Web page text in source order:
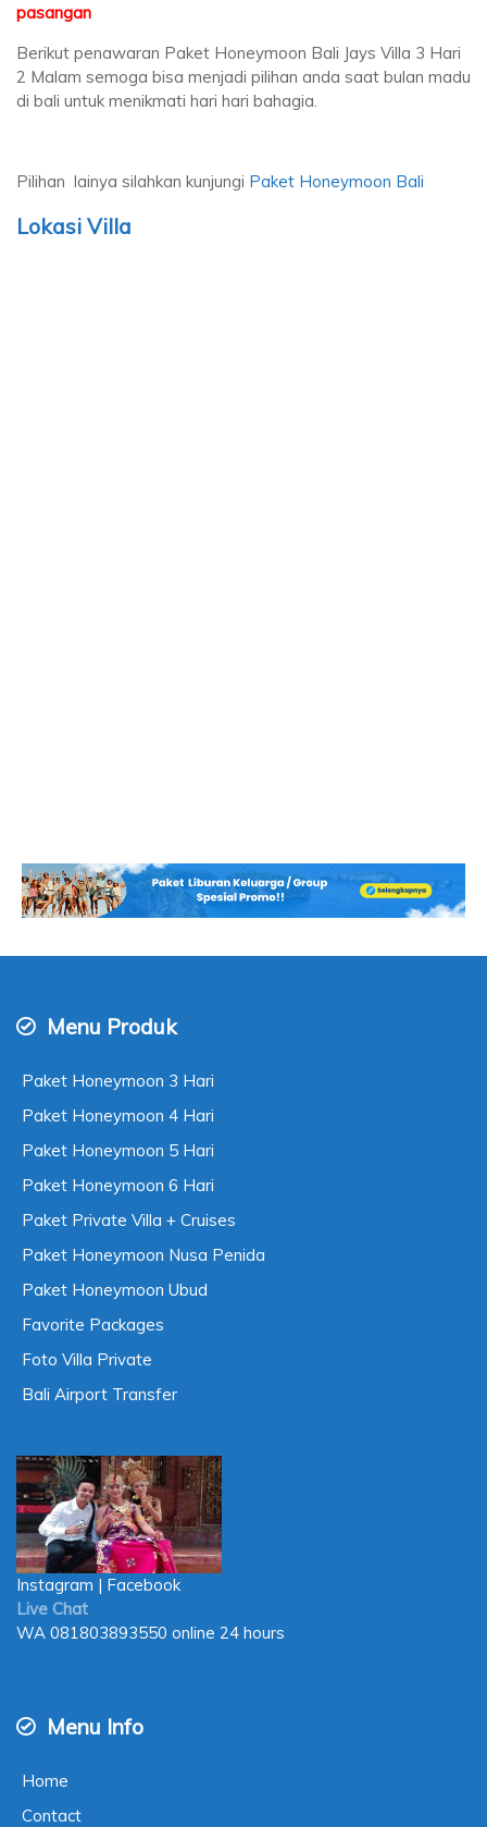
pasangan
Berikut penawaran Paket Honeymoon Bali Jays Villa 3 Hari
2 Malam semoga bisa menjadi pilihan anda saat bulan madu
di bali untuk menikmati hari hari bahagia.
Pilihan lainya silahkan kunjungi Paket Honeymoon Bali
Lokasi Villa
Menu Produk
Paket Honeymoon 3 Hari
Paket Honeymoon 4 Hari
Paket Honeymoon 5 Hari
Paket Honeymoon 6 Hari
Paket Private Villa + Cruises
Paket Honeymoon Nusa Penida
Paket Honeymoon Ubud
Favorite Packages
Foto Villa Private
Bali Airport Transfer
Instagram | Facebook
Live Chat
WA 081803893550 online 24 hours
Menu Info
Home
Contact